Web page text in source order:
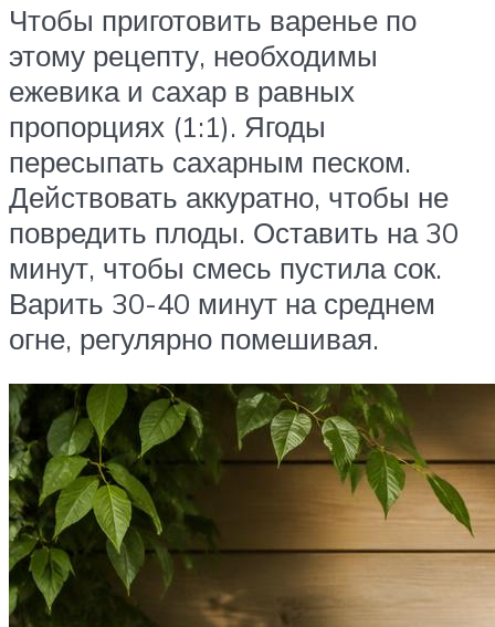
Чтобы приготовить варенье по
этому рецепту, необходимы
ежевика и сахар в равных
пропорциях (1:1). Ягоды
пересыпать сахарным песком.
Действовать аккуратно, чтобы не
повредить плоды. Оставить на 30
минут, чтобы смесь пустила сок.
Варить 30-40 минут на среднем
огне, регулярно помешивая.